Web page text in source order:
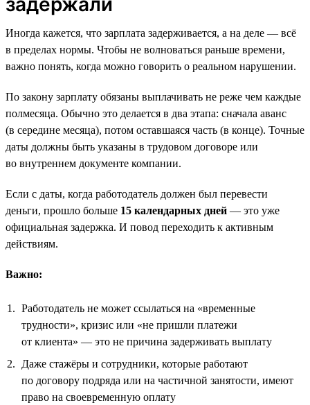
Иногда кажется, что зарплата задерживается, а на деле — всё
в пределах нормы. Чтобы не волноваться раньше времени,
важно понять, когда можно говорить о реальном нарушении.
По закону зарплату обязаны выплачивать не реже чем каждые
полмесяца. Обычно это делается в два этапа: сначала аванс
(в середине месяца), потом оставшаяся часть (в конце). Точные
даты должны быть указаны в трудовом договоре или
во внутреннем документе компании.
Если с даты, когда работодатель должен был перевести
деньги, прошло больше 15 календарных дней — это уже
официальная задержка. И повод переходить к активным
действиям.
Важно:
Работодатель не может ссылаться на «временные
трудности», кризис или «не пришли платежи
от клиента» — это не причина задерживать выплату
Даже стажёры и сотрудники, которые работают
по договору подряда или на частичной занятости, имеют
право на своевременную оплату